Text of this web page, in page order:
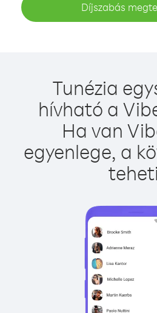
Díjszabás
Tunézia
hívható a
Ha van
egyenlege, a